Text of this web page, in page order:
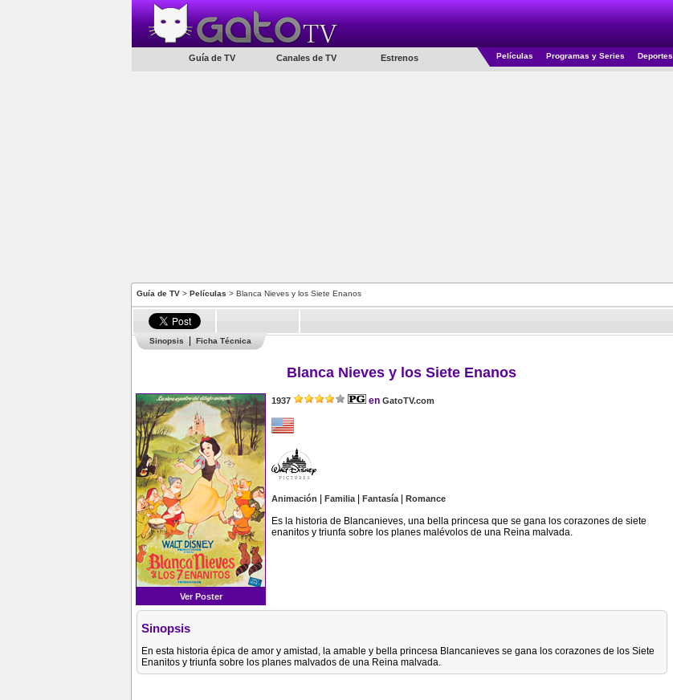
Guía de TV Canales de TV Estrenos Películas Programas y Series Deportes
Guía de TV > Películas > Blanca Nieves y los Siete Enanos
Sinopsis Ficha Técnica
Blanca Nieves y los Siete Enanos
Ver Poster
1937 en GatoTV.com
Animación Familia| Fantasía| Romance
Es la historia de Blancanieves, una bella princesa que se gana los corazones de siete
enanitos y triunfa sobre los planes malévolos de una Reina malvada.
Sinopsis
En esta historia épica de amor y amistad, la amable y bella princesa Blancanieves se gana los corazones de los Siete
Enanitos y triunfa sobre los planes malvados de una Reina malvada.